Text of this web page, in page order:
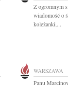
Z ogromnym
wiadomość o
koleżanki,...
WARSZAWA
Panu